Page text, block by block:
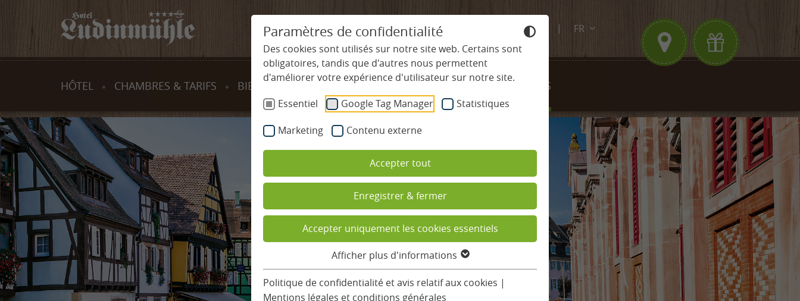
Paramètres de confidentialité
Des cookies sont utilisés sur notre site web. Certains sont
obligatoires, tandis que d'autres nous permettent
d'améliorer votre expérience d'utilisateur sur notre site.
Essentiel
Google Tag Manager Statistiques
Marketing Contenu externe
Accepter tout
Enregistrer & fermer
Accepter uniquement les cookies essentiels
Afficher plus d'informations
Politique de confidentialité et avis relatif aux cookies |
Mentions légales et conditions générales
+49-7645-9119-0 ludinmuehle.de
FR
HÔTEL
Traditions & valeurs
L’hôtelier et son équipe
Plan général de Ludinmühle
Programme d’activités et de
détente
Vacances en famille
Emplacement & accès
CHAMBRES & TARIFS
Chambres & suites
Offres
Prestations incluses
Informations utiles
Bons
Demande
BIEN-ÊTRE ET SPA
Piscines
Massages
Des vacances de bien-être avec des
enfants
Day Spa à Ludinmühle
GASTRONOMIE
Restaurants
Pension privilège
École de cuisine
Calendrier gastronomique
Réserver une table
RÉGION ET ACTIVITÉS
Nature et activités
Randonnée et marche nordique
Vélo et V.T.T.
Golf dans la Forêt-Noire
Vacances en famille
Programme pour les enfants